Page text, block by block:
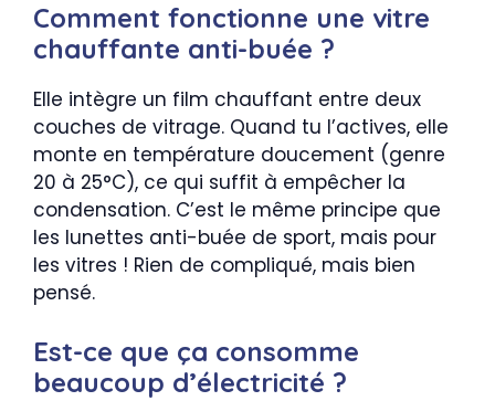
Comment fonctionne une vitre
chauffante anti-buée ?
Elle intègre un film chauffant entre deux
couches de vitrage. Quand tu l’actives, elle
monte en température doucement (genre
20 à 25°C), ce qui suffit à empêcher la
condensation. C’est le même principe que
les lunettes anti-buée de sport, mais pour
les vitres ! Rien de compliqué, mais bien
pensé.
Est-ce que ça consomme
beaucoup d’électricité ?